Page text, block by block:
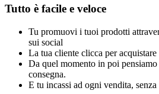
Tutto è facile e veloce
Tu promuovi i tuoi prodotti
sui social
La tua cliente clicca per acquistare
Da quel momento in poi
consegna.
E tu incassi ad ogni vendita, senza